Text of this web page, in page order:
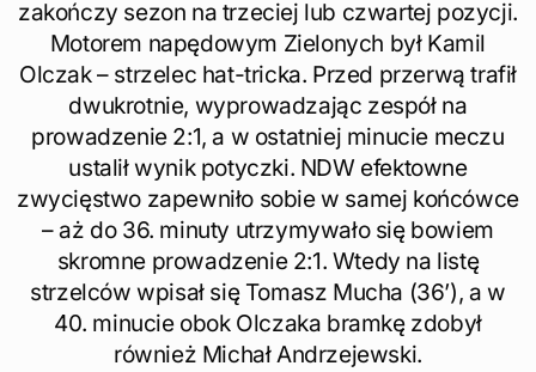
zakończy sezon na trzeciej lub czwartej pozycji.
Motorem napędowym Zielonych był Kamil
Olczak – strzelec hat-tricka. Przed przerwą trafił
dwukrotnie, wyprowadzając zespół na
prowadzenie 2:1, a w ostatniej minucie meczu
ustalił wynik potyczki. NDW efektowne
zwycięstwo zapewniło sobie w samej końcówce
– aż do 36. minuty utrzymywało się bowiem
skromne prowadzenie 2:1. Wtedy na listę
strzelców wpisał się Tomasz Mucha (36’), a w
40. minucie obok Olczaka bramkę zdobył
również Michał Andrzejewski.